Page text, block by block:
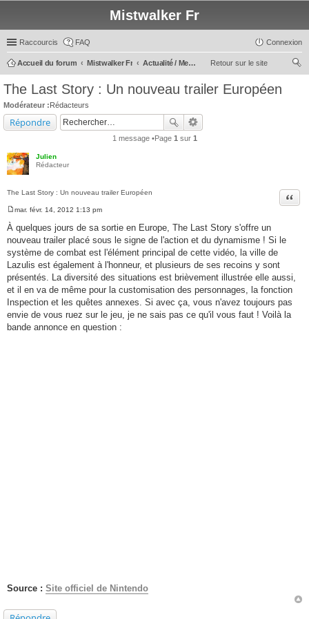
Mistwalker Fr
Raccourcis FAQ Connexion
Retour sur le site
Accueil du forum Mistwalker Fr
Actualité / Message du Staff
The Last Story : Un nouveau trailer Européen
Modérateur :Rédacteurs
Répondre
1 message •Page 1 sur 1
Julien
Rédacteur
The Last Story : Un nouveau trailer Européen Citer
s
s
g
e
mar. févr. 14, 2012 1:13 pm
À quelques jours de sa sortie en Europe, The Last Story s'offre un
nouveau trailer placé sous le signe de l'action et du dynamisme ! Si le
système de combat est l'élément principal de cette vidéo, la ville de
Lazulis est également à l'honneur, et plusieurs de ses recoins y sont
présentés. La diversité des situations est brièvement illustrée elle aussi,
et il en va de même pour la customisation des personnages, la fonction
Inspection et les quêtes annexes. Si avec ça, vous n'avez toujours pas
envie de vous ruez sur le jeu, je ne sais pas ce qu'il vous faut ! Voilà la
bande annonce en question :
Source : Site officiel de Nintendo